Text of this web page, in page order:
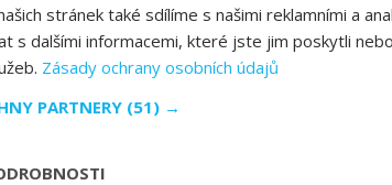
stránek také sdílíme s našimi reklamními a
s dalšími informacemi, které jste jim poskytli
Zásady ochrany osobních údajů
PARTNERY (51) →